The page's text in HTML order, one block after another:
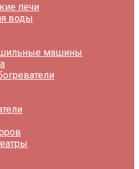
печи
воды
машины